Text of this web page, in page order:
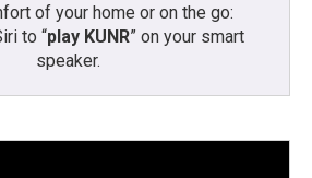
of your home or on the go:
to “play KUNR” on your smart
speaker.